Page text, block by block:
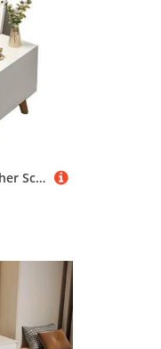
Moderner, minimalistischer Schminktisch mit Spiegel und Schubladen, kompaktes Design, spart Platz, perfekt für kleine Schlafzimmer und enge Räume, stilvolle und funktionale Möbel